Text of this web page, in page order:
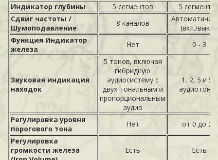
Индикатор глубины
5 сегментов
5
Сдвиг частоты /
Шумоподавление
8 каналов
(вкл./выкл.)
Функция Индикатор
железа
Нет 0 - 3
Звуковая индикация
находок
5 тонов, включая
гибридную
аудиосистему с
двух-тональным и
пропорциональным
аудио
1, 2, 5 и 50
Регулировка уровня
порогового тона
Нет
от 0 до 25
Регулировка
громкости железа
Есть Есть